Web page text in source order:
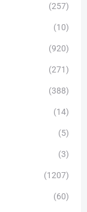
(257)
(10)
(920)
(271)
(388)
(14)
(5)
(3)
(1207)
(60)